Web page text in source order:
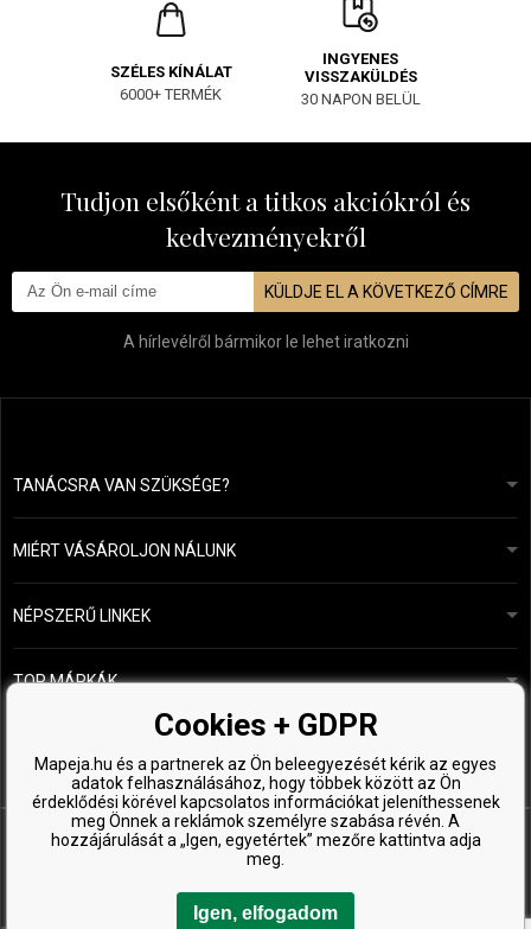
SZÉLES KÍNÁLAT
6000+ TERMÉK
INGYENES
VISSZAKÜLDÉS
30 NAPON BELÜL
Tudjon elsőként a titkos akciókról és
kedvezményekről
KÜLDJE EL A KÖVETKEZŐ CÍMRE
A hírlevélről bármikor le lehet iratkozni
TANÁCSRA VAN SZÜKSÉGE?info@mapeja.hu
24 órán belül válaszolunk.
MIÉRT VÁSÁROLJON NÁLUNK
Általános szerződési feltételek (ÁSZF)
Személyes adatok védelme
Fizetési és szállítási áttekintés
Áru visszaküldése
NÉPSZERŰ LINKEK
A mi történetünk
TOP MÁRKÁK
Kérastase
O&M
Paul Mitchell
Wella Professionals
Zenz Organic
Cookies + GDPR
Mapeja.hu és a partnerek az Ön beleegyezését kérik az egyes
adatok felhasználásához, hogy többek között az Ön
érdeklődési körével kapcsolatos információkat jeleníthessenek
meg Önnek a reklámok személyre szabása révén. A
hozzájárulását a „Igen, egyetértek” mezőre kattintva adja
meg.
Igen, elfogadom